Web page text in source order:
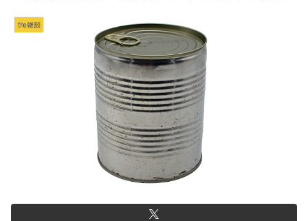
the雑談